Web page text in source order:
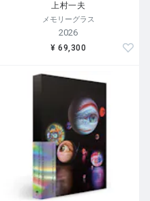
上村一夫
メモリーグラス
2026
¥ 69,300